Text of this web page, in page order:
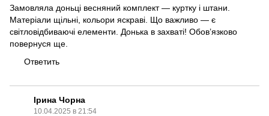
Замовляла доньці весняний комплект — куртку і штани.
Матеріали щільні, кольори яскраві. Що важливо — є
світловідбиваючі елементи. Донька в захваті! Обов’язково
повернуся ще.
Ответить
Ірина Чорна
10.04.2025 в 21:54